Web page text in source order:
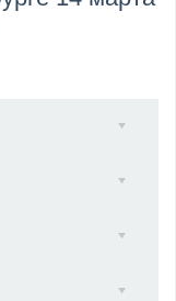
«Everybod...